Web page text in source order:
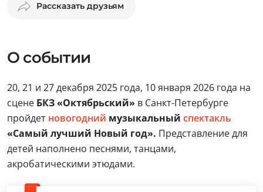
Рассказать друзьям
О событии
20, 21 и 27 декабря 2025 года, 10 января 2026 года на
сцене БКЗ «Октябрьский» в Санкт-Петербурге
пройдет новогодний музыкальный спектакль
«Самый лучший Новый год». Представление для
детей наполнено песнями, танцами,
акробатическими этюдами.